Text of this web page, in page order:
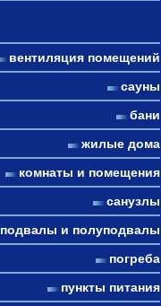
вентиляция помещений
сауны
бани
жилые дома
комнаты и помещения
санузлы
подвалы и полуподвалы
погреба
пункты питания